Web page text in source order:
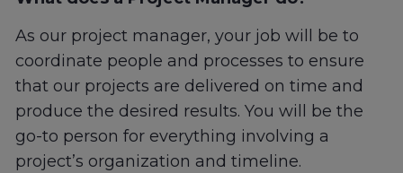
As our project manager, your job will be to
coordinate people and processes to ensure
that our projects are delivered on time and
produce the desired results. You will be the
go-to person for everything involving a
project’s organization and timeline.